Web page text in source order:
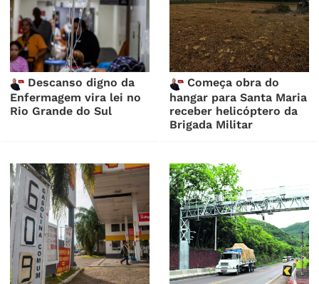
Descanso digno da
Enfermagem vira lei no
Rio Grande do Sul
Começa obra do
hangar para Santa Maria
receber helicóptero da
Brigada Militar